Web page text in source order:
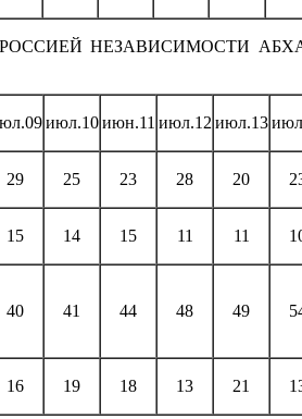
НЕЗАВИСИМОСТИ
июл.10 июн.11 июл.12 июл.13
29 25 23 28 20
15 14 15 11 11
40 41 44 48 49
16 19 18 13 21